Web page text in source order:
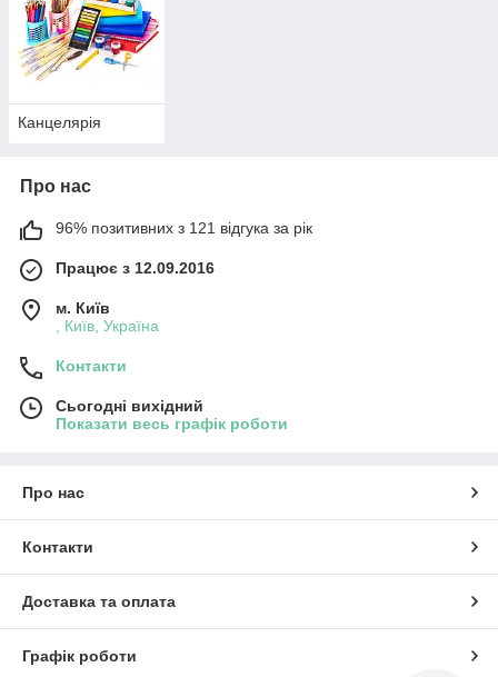
Канцелярія
Про нас
96% позитивних з 121 відгука за рік
Працює з 12.09.2016
м. Київ
, Київ, Україна
Контакти
Сьогодні вихідний
Показати весь графік роботи
Про нас
Контакти
Доставка та оплата
Графік роботи